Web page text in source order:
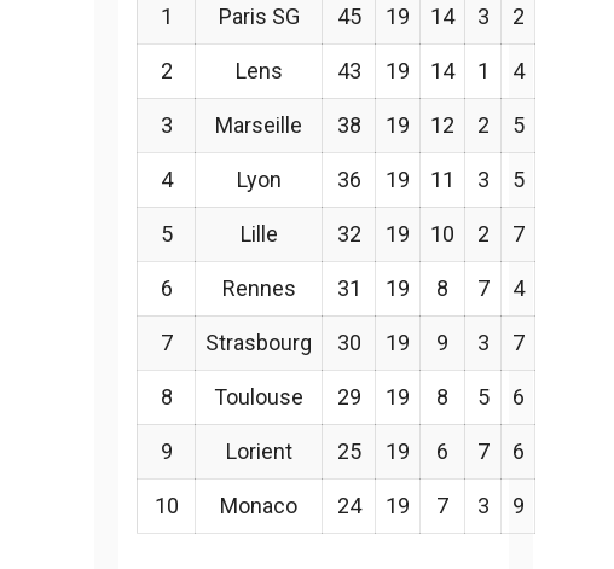
1 Paris SG 45 19 14 3 2
2 Lens 43 19 14 1 4
3 Marseille 38 19 12 2 5
4 Lyon 36 19 11 3 5
5 Lille 32 19 10 2 7
6 Rennes 31 19 8 7 4
7 Strasbourg 30 19 9 3 7
8 Toulouse 29 19 8 5 6
9 Lorient 25 19 6 7 6
10 Monaco 24 19 7 3 9